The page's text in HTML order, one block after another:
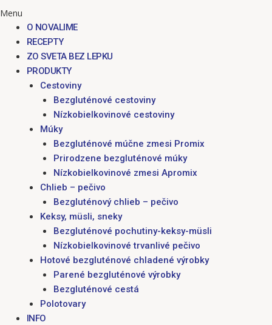
Menu
O NOVALIME
RECEPTY
ZO SVETA BEZ LEPKU
PRODUKTY
Cestoviny
Bezgluténové cestoviny
Nízkobielkovinové cestoviny
Múky
Bezgluténové múčne zmesi Promix
Prirodzene bezgluténové múky
Nízkobielkovinové zmesi Apromix
Chlieb – pečivo
Bezgluténový chlieb – pečivo
Keksy, müsli, sneky
Bezgluténové pochutiny-keksy-müsli
Nízkobielkovinové trvanlivé pečivo
Hotové bezgluténové chladené výrobky
Parené bezgluténové výrobky
Bezgluténové cestá
Polotovary
INFO